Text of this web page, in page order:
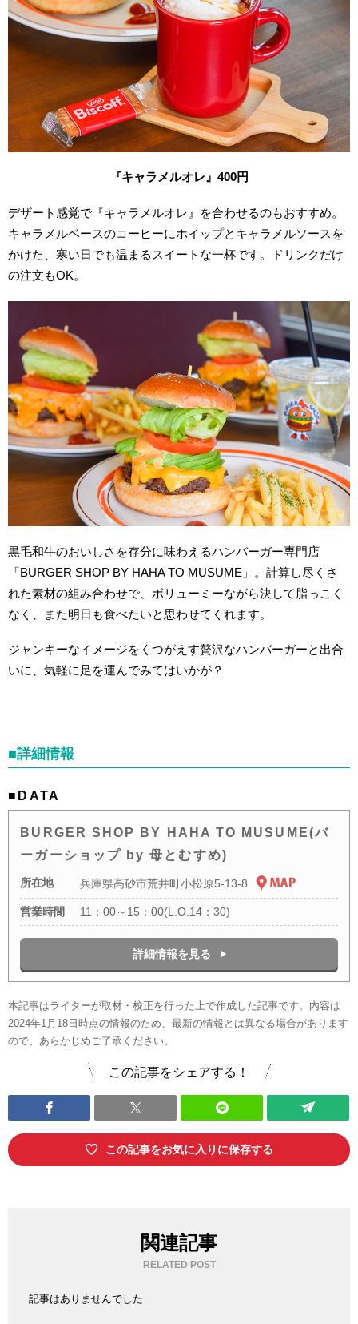
『キャラメルオレ』400円
デザート感覚で『キャラメルオレ』を合わせるのもおすすめ。
キャラメルベースのコーヒーにホイップとキャラメルソースを
かけた、寒い日でも温まるスイートな一杯です。ドリンクだけ
の注文もOK。
黒毛和牛のおいしさを存分に味わえるハンバーガー専門店
「BURGER SHOP BY HAHA TO MUSUME」。計算し尽くさ
れた素材の組み合わせで、ボリューミーながら決して脂っこく
なく、また明日も食べたいと思わせてくれます。
ジャンキーなイメージをくつがえす贅沢なハンバーガーと出合
いに、気軽に足を運んでみてはいかが？
■詳細情報
■DATA
BURGER SHOP BY HAHA TO MUSUME(バ
ーガーショップ by 母とむすめ)
所在地 兵庫県高砂市荒井町小松原5-13-8
営業時間 11：00～15：00(L.O.14：30)
詳細情報を見る
本記事はライターが取材・校正を行った上で作成した記事です。内容は
2024年1月18日時点の情報のため、最新の情報とは異なる場合があります
ので、あらかじめご了承ください。
この記事をシェアする！
この記事をお気に入りに保存する
関連記事
RELATED POST
記事はありませんでした